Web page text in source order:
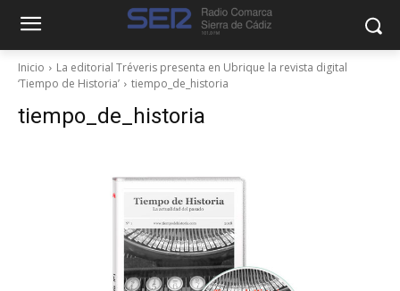
Inicio
La editorial Tréveris presenta en Ubrique la revista digital
‘Tiempo de Historia’
tiempo_de_historia
tiempo_de_historia